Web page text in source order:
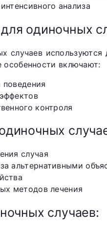
анализа
одиночных
случаев используются
включают:
контроля
случая
альтернативными
методов лечения
случаев: